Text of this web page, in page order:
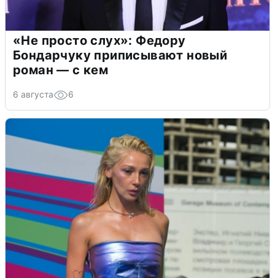
«Не просто слух»: Федору
Бондарчуку приписывают новый
роман — с кем
6 августа 6